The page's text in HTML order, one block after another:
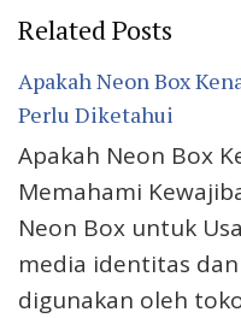
Related Posts
Apakah Neon Box
Perlu Diketahui
Apakah Neon Box
Memahami
Neon Box untuk
media identitas
digunakan oleh